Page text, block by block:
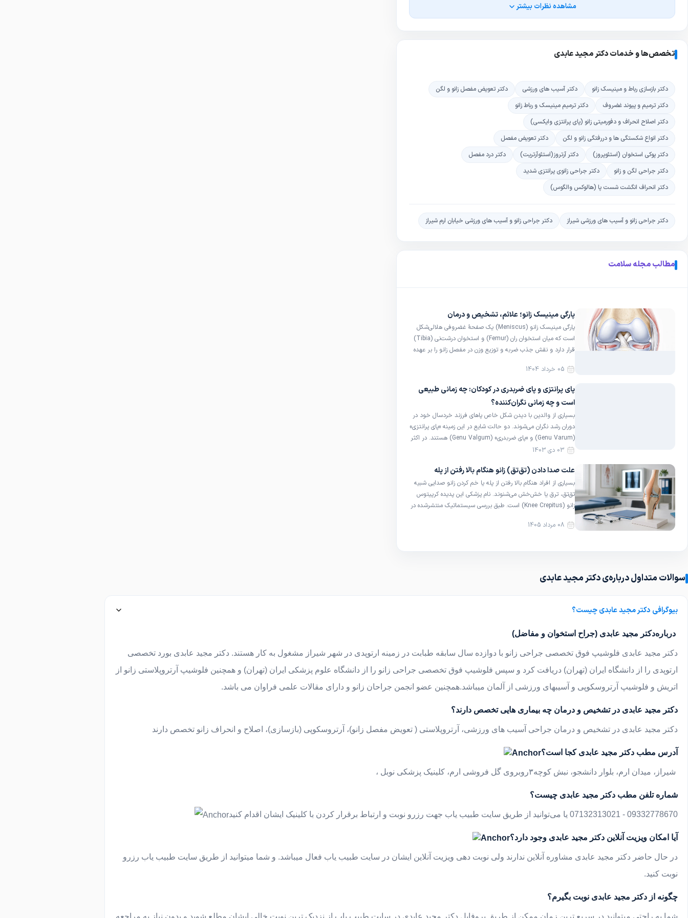
مشاهده نظرات بیشتر
تخصص‌ها و خدمات دکتر مجید عابدی
دکتر بازسازی رباط و مینیسک زانو دکتر آسیب های ورزشی
دکتر تعویض مفصل زانو و لگن
دکتر ترمیم و پیوند غضروف
دکتر ترمیم مینیسک و رباط زانو
دکتر اصلاح انحراف و دفورمیتی زانو (پای پرانتزی وایکسی)
دکتر انواع شکستگی ها و دررفتگی زانو و لگن
دکتر تعویض مفصل
دکتر پوکی استخوان (استئوپروز)
دکتر آرتروز(استئوآرتریت)
دکتر درد مفصل
دکتر جراحی لگن و زانو
دکتر جراحی زانوی پرانتزی شدید
دکتر انحراف انگشت شست پا (هالوکس والگوس)
دکتر جراحی زانو و آسیب های ورزشی شیراز دکتر جراحی زانو و آسیب های ورزشی خیابان ارم شیراز
مطالب مجله سلامت
پارگی مینیسک زانو؛ علائم، تشخیص و درمان
پارگی مینیسک زانو (Meniscus) یک صفحهٔ غضروفی هلالی‌شکل
است که میان استخوان ران (Femur) و استخوان درشت‌نی (Tibia)
قرار دارد و نقش جذب ضربه و توزیع وزن در مفصل زانو را بر عهده
اطلاعات StatPearls/NCBI، […]
05 خرداد 1404
پای پرانتزی و پای ضربدری در کودکان: چه زمانی طبیعی
است و چه زمانی نگران‌کننده؟
بسیاری از والدین با دیدن شکل خاص پاهای فرزند خردسال خود در
دوران رشد نگران می‌شوند. دو حالت شایع در این زمینه «پای پرانتزی»
(Genu Varum) و «پای ضربدری» (Genu Valgum) هستند. در اکثر
موارد این تغییرات بخشی طبیعی از فرآیند رشد اسکلتی کودک
می‌توانند […]
03 دی 1403
علت صدا دادن (تق‌تق) زانو هنگام بالا رفتن از پله
بسیاری از افراد هنگام بالا رفتن از پله یا خم کردن زانو صدایی شبیه
تق‌تق، ترق یا خش‌خش می‌شنوند. نام پزشکی این پدیده کرپیتوس
زانو (Knee Crepitus) است. طبق بررسی سیستماتیک منتشرشده در
۳۶ درصد از افراد کاملاً سالم و بدون درد نیز دیده می‌شود […] 08 مرداد 1405
سوالات متداول درباره‌ی دکتر مجید عابدی
بیوگرافی دکتر مجید عابدی چیست؟
دکتر مجید عابدی (جراح استخوان و مفاضل)
دکتر مجید عابدی فلوشیپ فوق تخصصی جراحی زانو با دوازده سال سابقه طبابت در زمینه ارتوپدی در شهر شیراز مشغول به کار هستند. دکتر مجید عابدی بورد تخصصی
ارتوپدی را از دانشگاه ایران (تهران) دریافت کرد و سپس فلوشیپ فوق تخصصی جراحی زانو را از دانشگاه علوم پزشکی ایران (تهران) و همچنین فلوشیپ آرتروپلاستی زانو از
اتریش و فلوشیپ آرتروسکوپی و آسیبهای ورزشی از آلمان میباشد.همچنین عضو انجمن جراحان زانو و دارای مقالات علمی فراوان می باشد.
دکتر مجید عابدی در تشخیص و درمان چه بیماری هایی تخصص دارند؟
دکتر مجید عابدی در تشخیص و درمان جراحی آسیب های ورزشی، آرتروپلاستی ( تعویض مفصل زانو)، آرتروسکوپی (بازسازی)، اصلاح و انحراف زانو تخصص دارند
آدرس مطب دکتر مجید عابدی کجا است؟
۳، روبروی گل فروشی ارم، کلینیک پزشکی نوبل
شماره تلفن مطب دکتر مجید عابدی چیست؟
07132313021 - 09332778670 یا می‌توانید از طریق سایت طبیب یاب جهت رزرو نوبت و ارتباط برقرار کردن با کلینیک ایشان اقدام کنید
آیا امکان ویزیت آنلاین دکتر مجید عابدی وجود دارد؟
در حال حاضر دکتر مجید عابدی مشاوره آنلاین ندارند ولی نوبت دهی ویزیت آنلاین ایشان در سایت طبیب یاب فعال میباشد. و شما میتوانید از طریق سایت طبیب یاب رزرو
نوبت کنید.
چگونه از دکتر مجید عابدی نوبت بگیرم؟
شما به راحتی میتوانید در سریع ترین زمان ممکن از طریق پروفایل دکتر مجید عابدی در سایت طبیب یاب از نزدیک ترین نوبت خالی ایشان مطلع شوید و بدون نیاز به مراجعه